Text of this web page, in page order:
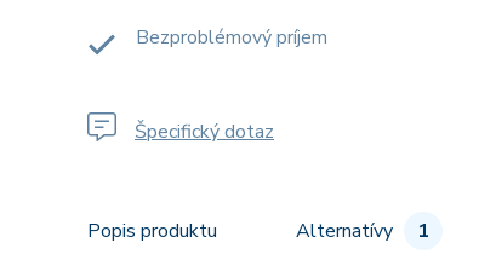
Bezproblémový príjem
Špecifický dotaz
Popis produktu Alternatívy 1